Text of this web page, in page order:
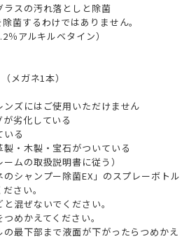
ラスの汚れ落としと除菌
菌するわけではありません。
％アルキルベタイン）
メガネ1本）
ズにはご使用いただけません
劣化している
る
・木製・宝石がついている
ームの取扱説明書に従う）
シャンプー除菌EX」のスプレーボトル
さい。
混ぜないでください。
めかえてください。
最下部まで液面が下がったらつめかえ